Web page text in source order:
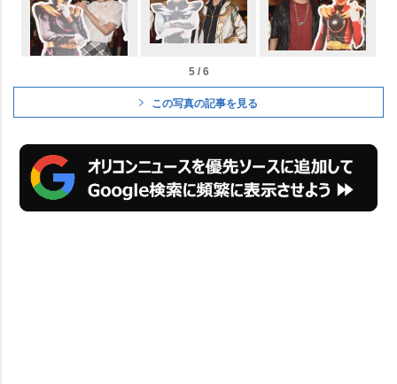
5 / 6
この写真の記事を見る